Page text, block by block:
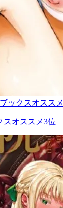
ックスオススメ
スオススメ3位